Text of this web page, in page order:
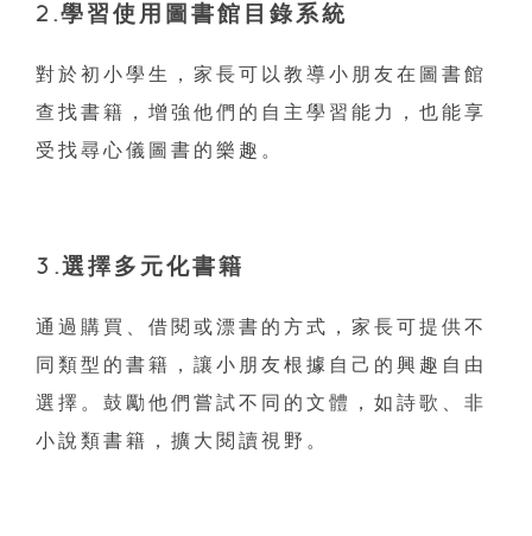
2.學習使用圖書館目錄系統
對於初小學生，家長可以教導小朋友在圖書館
查找書籍，增強他們的自主學習能力，也能享
受找尋心儀圖書的樂趣。
3.選擇多元化書籍
通過購買、借閱或漂書的方式，家長可提供不
同類型的書籍，讓小朋友根據自己的興趣自由
選擇。鼓勵他們嘗試不同的文體，如詩歌、非
小說類書籍，擴大閱讀視野。